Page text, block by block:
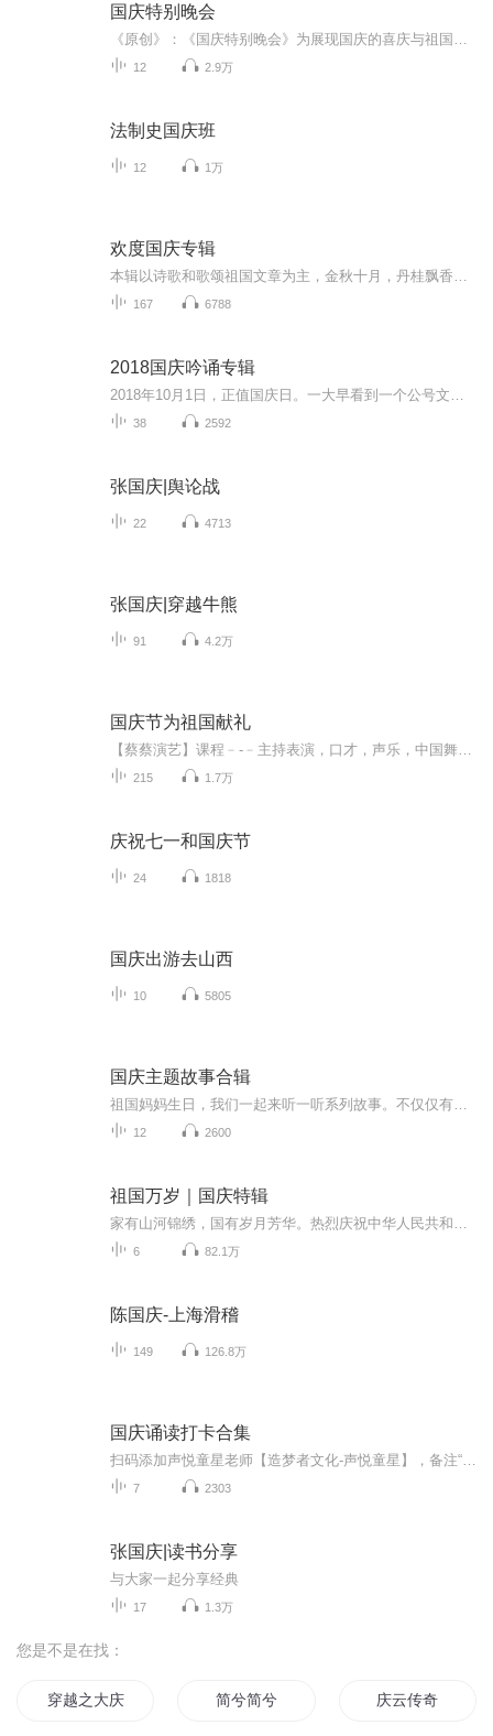
国庆特别晚会
12 2.9万
法制史国庆班
12 1万
欢度国庆专辑
167 6788
2018国庆吟诵专辑
38 2592
张国庆|舆论战
22 4713
张国庆|穿越牛熊
91 4.2万
国庆节为祖国献礼
215 1.7万
庆祝七一和国庆节
24 1818
国庆出游去山西
10 5805
国庆主题故事合辑
12 2600
祖国万岁｜国庆特辑
6 82.1万
陈国庆-上海滑稽
149 126.8万
国庆诵读打卡合集
7 2303
张国庆|读书分享
与大家一起分享经典
17 1.3万
您是不是在找：
穿越之大庆帝国 简兮简兮 庆云传奇